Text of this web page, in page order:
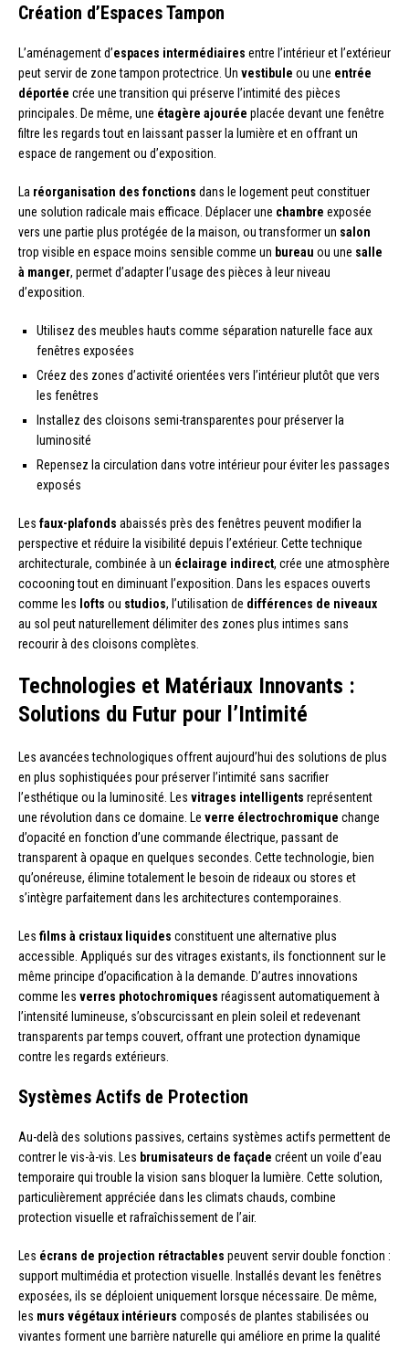
Création d’Espaces Tampon
L’aménagement d’espaces intermédiaires entre l’intérieur et l’extérieur
peut servir de zone tampon protectrice. Un vestibule ou une entrée
déportée crée une transition qui préserve l’intimité des pièces
principales. De même, une étagère ajourée placée devant une fenêtre
filtre les regards tout en laissant passer la lumière et en offrant un
espace de rangement ou d’exposition.
La réorganisation des fonctions dans le logement peut constituer
une solution radicale mais efficace. Déplacer une chambre exposée
vers une partie plus protégée de la maison, ou transformer un salon
trop visible en espace moins sensible comme un bureau ou une salle
à manger, permet d’adapter l’usage des pièces à leur niveau
d’exposition.
Utilisez des meubles hauts comme séparation naturelle face aux
fenêtres exposées
Créez des zones d’activité orientées vers l’intérieur plutôt que vers
les fenêtres
Installez des cloisons semi-transparentes pour préserver la
luminosité
Repensez la circulation dans votre intérieur pour éviter les passages
exposés
Les faux-plafonds abaissés près des fenêtres peuvent modifier la
perspective et réduire la visibilité depuis l’extérieur. Cette technique
architecturale, combinée à un éclairage indirect, crée une atmosphère
cocooning tout en diminuant l’exposition. Dans les espaces ouverts
comme les lofts ou studios, l’utilisation de différences de niveaux
au sol peut naturellement délimiter des zones plus intimes sans
recourir à des cloisons complètes.
Technologies et Matériaux Innovants :
Solutions du Futur pour l’Intimité
Les avancées technologiques offrent aujourd’hui des solutions de plus
en plus sophistiquées pour préserver l’intimité sans sacrifier
l’esthétique ou la luminosité. Les vitrages intelligents représentent
une révolution dans ce domaine. Le verre électrochromique change
d’opacité en fonction d’une commande électrique, passant de
transparent à opaque en quelques secondes. Cette technologie, bien
qu’onéreuse, élimine totalement le besoin de rideaux ou stores et
s’intègre parfaitement dans les architectures contemporaines.
Les films à cristaux liquides constituent une alternative plus
accessible. Appliqués sur des vitrages existants, ils fonctionnent sur le
même principe d’opacification à la demande. D’autres innovations
comme les verres photochromiques réagissent automatiquement à
l’intensité lumineuse, s’obscurcissant en plein soleil et redevenant
transparents par temps couvert, offrant une protection dynamique
contre les regards extérieurs.
Systèmes Actifs de Protection
Au-delà des solutions passives, certains systèmes actifs permettent de
contrer le vis-à-vis. Les brumisateurs de façade créent un voile d’eau
temporaire qui trouble la vision sans bloquer la lumière. Cette solution,
particulièrement appréciée dans les climats chauds, combine
protection visuelle et rafraîchissement de l’air.
Les écrans de projection rétractables peuvent servir double fonction :
support multimédia et protection visuelle. Installés devant les fenêtres
exposées, ils se déploient uniquement lorsque nécessaire. De même,
les murs végétaux intérieurs composés de plantes stabilisées ou
vivantes forment une barrière naturelle qui améliore en prime la qualité